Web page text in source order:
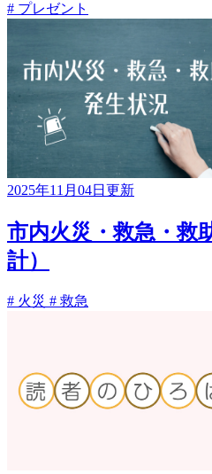
# プレゼント
2025年11月04日更新
市内火災・救急・救
計）
# 火災 # 救急